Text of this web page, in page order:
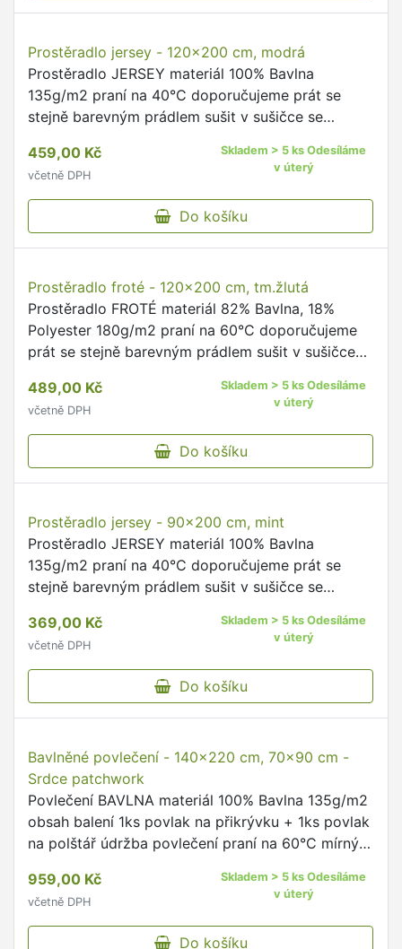
Prostěradlo jersey - 160x200 cm, šedá
Prostěradlo JERSEY materiál 100% Bavlna
135g/m2 praní na 40°C doporučujeme prát se
nedoporučuje žehlit se nedoporučuje na výšku
matrace do 20cm Napínací jerseyová …
569,00 Kč
včetně DPH
Skladem > 5 ks Odesíláme
Do košíku
Prostěradlo froté - 140x200 cm, sv.hnědá
Prostěradlo FROTÉ materiál 82% Bavlna, 18%
Polyester 180g/m2 praní na 60°C doporučujeme
prát se stejně barevným prádlem sušit v sušičce
matrace do 20cm …
549,00 Kč
včetně DPH
Skladem > 5 ks Odesíláme